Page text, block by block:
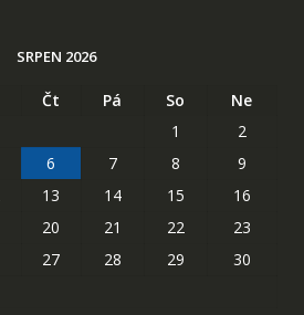
SRPEN 2026
Čt Pá So
Ne
1
2
6 7 8
9
13 14 15
16
20 21 22
23
27 28 29
30